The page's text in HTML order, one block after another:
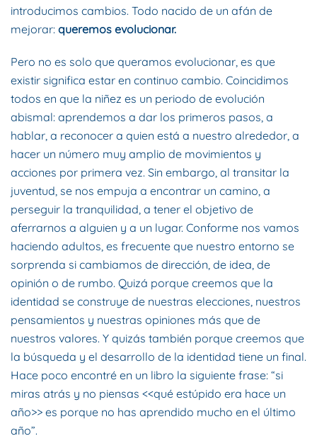
introducimos cambios. Todo nacido de un afán de
mejorar: queremos evolucionar.
Pero no es solo que queramos evolucionar, es que
existir significa estar en continuo cambio. Coincidimos
todos en que la niñez es un periodo de evolución
abismal: aprendemos a dar los primeros pasos, a
hablar, a reconocer a quien está a nuestro alrededor, a
hacer un número muy amplio de movimientos y
acciones por primera vez. Sin embargo, al transitar la
juventud, se nos empuja a encontrar un camino, a
perseguir la tranquilidad, a tener el objetivo de
aferrarnos a alguien y a un lugar. Conforme nos vamos
haciendo adultos, es frecuente que nuestro entorno se
sorprenda si cambiamos de dirección, de idea, de
opinión o de rumbo. Quizá porque creemos que la
identidad se construye de nuestras elecciones, nuestros
pensamientos y nuestras opiniones más que de
nuestros valores. Y quizás también porque creemos que
la búsqueda y el desarrollo de la identidad tiene un final.
Hace poco encontré en un libro la siguiente frase: “si
miras atrás y no piensas <<qué estúpido era hace un
año>> es porque no has aprendido mucho en el último
año”.